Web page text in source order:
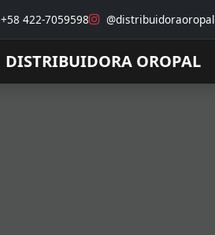
+58 422-7059598 @distribuidoraoropal
DISTRIBUIDORA OROPAL